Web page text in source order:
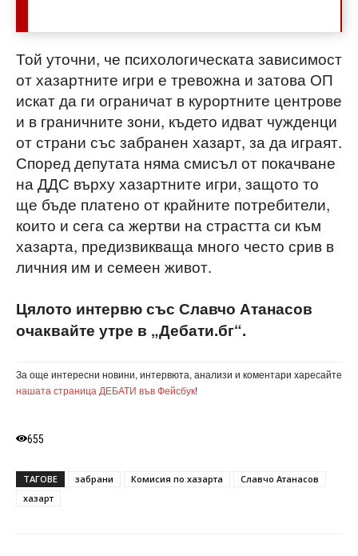
Той уточни, че психологическата зависимост
от хазартните игри е тревожна и затова ОП
искат да ги ограничат в курортните центрове
и в граничните зони, където идват чужденци
от страни със забранен хазарт, за да играят.
Според депутата няма смисъл от покачване
на ДДС върху хазартните игри, защото то
ще бъде платено от крайните потребители,
които и сега са жертви на страстта си към
хазарта, предизвикваща много често срив в
личния им и семеен живот.
Цялото интервю със Славчо Атанасов
очаквайте утре в „Дебати.бг“.
За още интересни новини, интервюта, анализи и коментари харесайте
нашата страница ДЕБАТИ във Фейсбук!
655
ТАГОВЕ забрани Комисия по хазарта
Славчо Атанасов
хазарт